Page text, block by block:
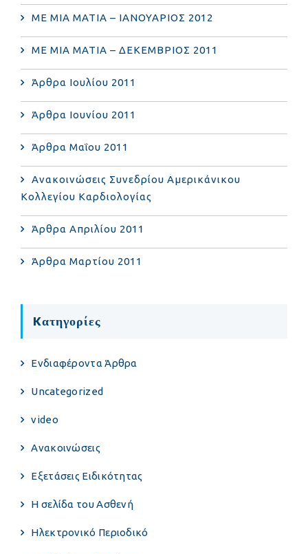
ΜΕ ΜΙΑ ΜΑΤΙΑ – ΙΑΝΟΥΑΡΙΟΣ 2012
ΜΕ ΜΙΑ ΜΑΤΙΑ – ΔΕΚΕΜΒΡΙΟΣ 2011
Άρθρα Ιουλίου 2011
Άρθρα Ιουνίου 2011
Άρθρα Μαΐου 2011
Ανακοινώσεις Συνεδρίου Αμερικάνικου
Κολλεγίου Καρδιολογίας
Άρθρα Απριλίου 2011
Άρθρα Μαρτίου 2011
Kατηγορίες
Eνδιαφέροντα Άρθρα
Uncategorized
video
Ανακοινώσεις
Εξετάσεις Ειδικότητας
Η σελίδα του Ασθενή
Ηλεκτρονικό Περιοδικό